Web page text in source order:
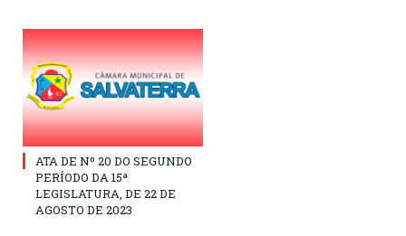
ATA DE Nº 20 DO SEGUNDO
PERÍODO DA 15ª
LEGISLATURA, DE 22 DE
AGOSTO DE 2023